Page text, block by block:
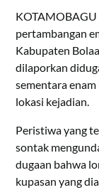
KOTAMOBAGU
pertambangan
Kabupaten
dilaporkan
sementara
lokasi kejadian.
Peristiwa yang
sontak
dugaan bahwa
kupasan yang